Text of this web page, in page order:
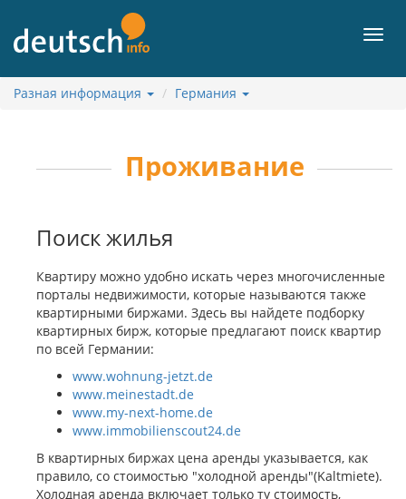
содержанию
Разная информация Германия
Проживание
Поиск жилья
Квартиру можно удобно искать через многочисленные
порталы недвижимости, которые называются также
квартирными биржами. Здесь вы найдете подборку
квартирных бирж, которые предлагают поиск квартир
по всей Германии:
www.wohnung-jetzt.de
www.meinestadt.de
www.my-next-home.de
www.immobilienscout24.de
В квартирных биржах цена аренды указывается, как
правило, со стоимостью "холодной аренды"(Kaltmiete).
Холодная аренда включает только ту стоимость,